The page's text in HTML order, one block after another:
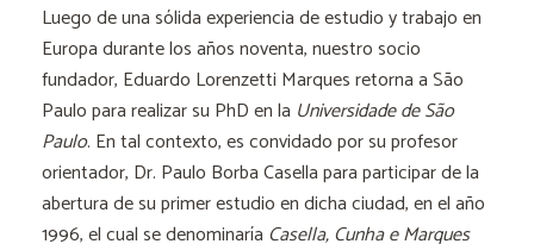
Luego de una sólida experiencia de estudio y trabajo en
Europa durante los años noventa, nuestro socio
fundador, Eduardo Lorenzetti Marques retorna a São
Paulo para realizar su PhD en la Universidade de São
Paulo. En tal contexto, es convidado por su profesor
orientador, Dr. Paulo Borba Casella para participar de la
abertura de su primer estudio en dicha ciudad, en el año
1996, el cual se denominaría Casella, Cunha e Marques